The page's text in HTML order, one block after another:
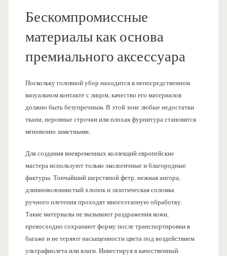
Бескомпромиссные
материалы как основа
премиального аксессуара
Поскольку головной убор находится в непосредственном
визуальном контакте с лицом, качество его материалов
должно быть безупречным. В этой зоне любые недостатки
ткани, неровные строчки или плохая фурнитура становятся
мгновенно заметными.
Для создания вневременных коллекций европейские
мастера используют только экологичные и благородные
фактуры. Тончайший шерстяной фетр, нежная ангора,
длинноволокнистый хлопок и экзотическая соломка
ручного плетения проходят многоэтапную обработку.
Такие материалы не вызывают раздражения кожи,
превосходно сохраняют форму после транспортировки в
багаже и не теряют насыщенности цвета под воздействием
ультрафиолета или влаги. Инвестируя в качественный